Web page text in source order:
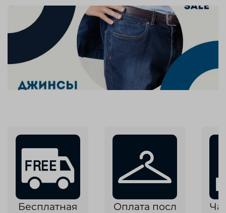
Бесплатная
Оплата посл